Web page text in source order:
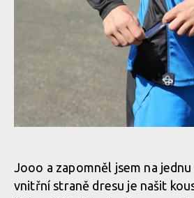
Just Ride a dres Explorer
Jooo a zapomněl jsem na
vnitřní straně dresu je našit